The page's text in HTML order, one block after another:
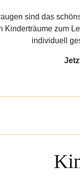
sind das
Kinderträume zum
individuell